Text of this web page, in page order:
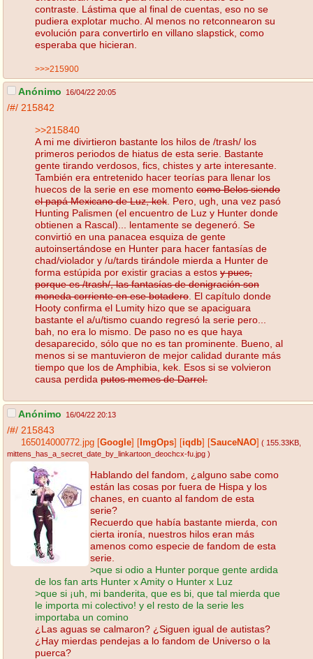
contraste. Lástima que al final de cuentas, eso no se
pudiera explotar mucho. Al menos no retconnearon su
evolución para convertirlo en villano slapstick, como
esperaba que hicieran.
>>>215900
Anónimo 16/04/22 20:05
/#/ 215842
>>215840
A mi me divirtieron bastante los hilos de /trash/ los
primeros periodos de hiatus de esta serie. Bastante
gente tirando verdosos, fics, chistes y arte interesante.
También era entretenido hacer teorías para llenar los
huecos de la serie en ese momento como Belos siendo
el papá Mexicano de Luz, kek . Pero, ugh, una vez pasó
Hunting Palismen (el encuentro de Luz y Hunter donde
obtienen a Rascal)... lentamente se degeneró. Se
convirtió en una panacea esquiza de gente
autoinsertándose en Hunter para hacer fantasías de
chad/violador y /u/tards tirándole mierda a Hunter de
forma estúpida por existir gracias a estos y pues,
porque es /trash/, las fantasías de denigración son
moneda corriente en ese botadero . El capítulo donde
Hooty confirma el Lumity hizo que se apaciguara
bastante el a/u/tismo cuando regresó la serie pero...
bah, no era lo mismo. De paso no es que haya
desaparecido, sólo que no es tan prominente. Bueno, al
menos si se mantuvieron de mejor calidad durante más
tiempo que los de Amphibia, kek. Esos si se volvieron
causa perdida putos memes de Darrel.
Anónimo 16/04/22 20:13
/#/ 215843
165014000772.jpg Google ImgOps iqdb SauceNAO ( 155.33KB
mittens_has_a_secret_date_by_linkartoon_deochcx-fu.jpg )
Hablando del fandom, ¿alguno sabe como
están las cosas por fuera de Hispa y los
chanes, en cuanto al fandom de esta
serie?
Recuerdo que había bastante mierda, con
cierta ironía, nuestros hilos eran más
amenos como especie de fandom de esta
serie.
>que si odio a Hunter porque gente ardida
de los fan arts Hunter x Amity o Hunter x Luz
>que si ¡uh, mi banderita, que es bi, que tal mierda que
le importa mi colectivo! y el resto de la serie les
importaba un comino
¿Las aguas se calmaron? ¿Siguen igual de autistas?
¿Hay mierdas pendejas a lo fandom de Universo o la
puerca?